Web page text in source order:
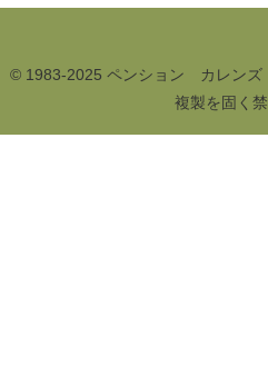
© 1983-2025 ペンション カレン
複製を固く